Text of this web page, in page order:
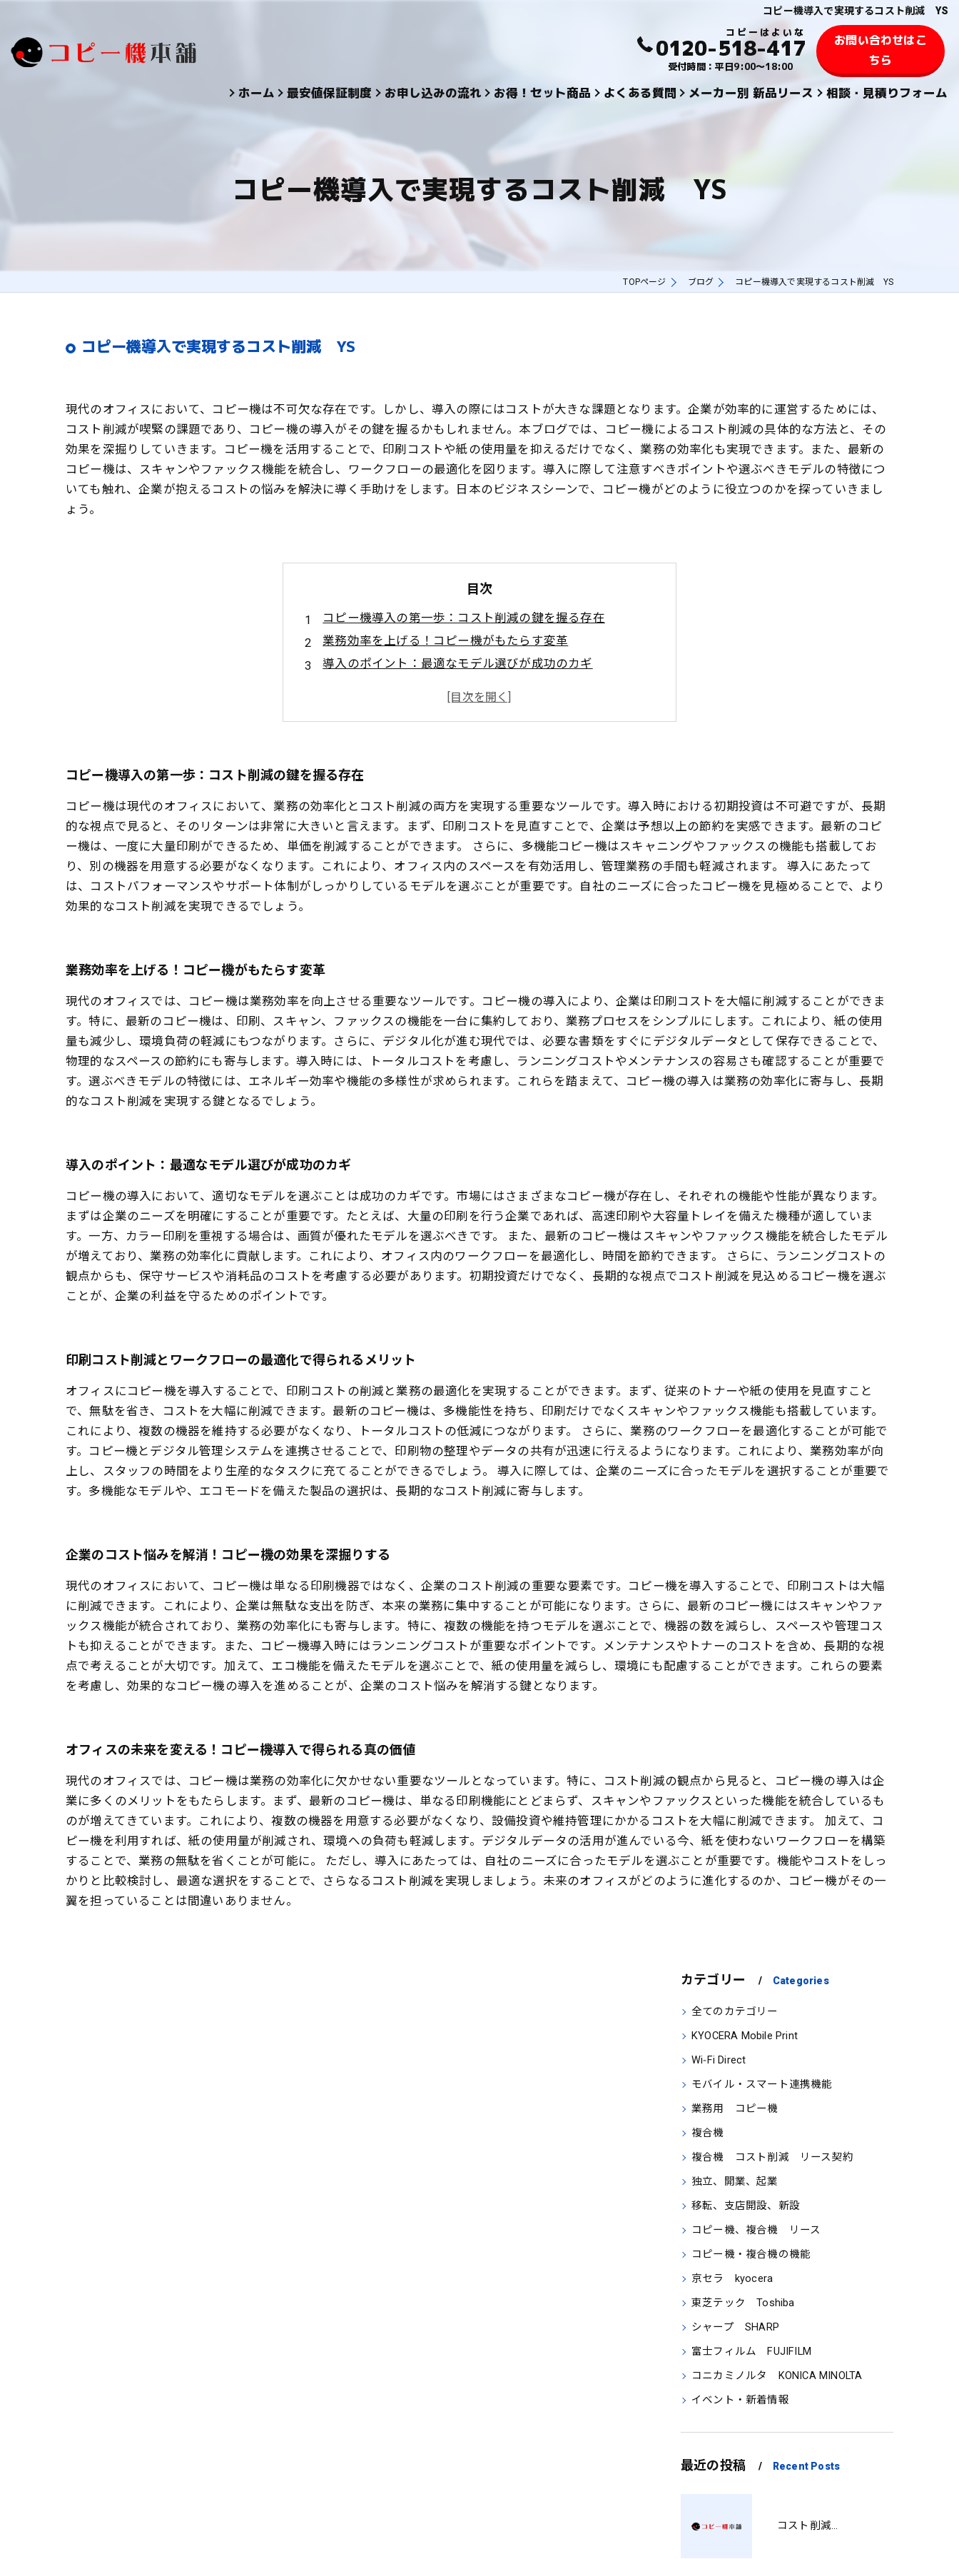
コピー機導入で実現するコスト削減 YS
0120-518-417
受付時間：平日9:00～18:00
お問い合わせはこ
ちら
ホーム 最安値保証制度 お申し込みの流れ お得！セット商品 よくある質問 メーカー別 新品リース
SHARPシャープ
相談・見積りフォーム
コピー機導入で実現するコスト削減 YS
TOPページ ブログ コピー機導入で実現するコスト削減 YS
コピー機導入で実現するコスト削減 YS
現代のオフィスにおいて、コピー機は不可欠な存在です。しかし、導入の際にはコストが大きな課題となります。企業が効率的に運営するためには、
コスト削減が喫緊の課題であり、コピー機の導入がその鍵を握るかもしれません。本ブログでは、コピー機によるコスト削減の具体的な方法と、その
効果を深掘りしていきます。コピー機を活用することで、印刷コストや紙の使用量を抑えるだけでなく、業務の効率化も実現できます。また、最新の
コピー機は、スキャンやファックス機能を統合し、ワークフローの最適化を図ります。導入に際して注意すべきポイントや選ぶべきモデルの特徴につ
いても触れ、企業が抱えるコストの悩みを解決に導く手助けをします。日本のビジネスシーンで、コピー機がどのように役立つのかを探っていきまし
ょう。
目次
コピー機導入の第一歩：コスト削減の鍵を握る存在
業務効率を上げる！コピー機がもたらす変革
導入のポイント：最適なモデル選びが成功のカギ
コピー機導入の第一歩：コスト削減の鍵を握る存在
コピー機は現代のオフィスにおいて、業務の効率化とコスト削減の両方を実現する重要なツールです。導入時における初期投資は不可避ですが、長期
的な視点で見ると、そのリターンは非常に大きいと言えます。まず、印刷コストを見直すことで、企業は予想以上の節約を実感できます。最新のコピ
ー機は、一度に大量印刷ができるため、単価を削減することができます。 さらに、多機能コピー機はスキャニングやファックスの機能も搭載してお
り、別の機器を用意する必要がなくなります。これにより、オフィス内のスペースを有効活用し、管理業務の手間も軽減されます。 導入にあたって
は、コストパフォーマンスやサポート体制がしっかりしているモデルを選ぶことが重要です。自社のニーズに合ったコピー機を見極めることで、より
効果的なコスト削減を実現できるでしょう。
業務効率を上げる！コピー機がもたらす変革
現代のオフィスでは、コピー機は業務効率を向上させる重要なツールです。コピー機の導入により、企業は印刷コストを大幅に削減することができま
す。特に、最新のコピー機は、印刷、スキャン、ファックスの機能を一台に集約しており、業務プロセスをシンプルにします。これにより、紙の使用
量も減少し、環境負荷の軽減にもつながります。さらに、デジタル化が進む現代では、必要な書類をすぐにデジタルデータとして保存できることで、
物理的なスペースの節約にも寄与します。導入時には、トータルコストを考慮し、ランニングコストやメンテナンスの容易さも確認することが重要で
す。選ぶべきモデルの特徴には、エネルギー効率や機能の多様性が求められます。これらを踏まえて、コピー機の導入は業務の効率化に寄与し、長期
的なコスト削減を実現する鍵となるでしょう。
導入のポイント：最適なモデル選びが成功のカギ
コピー機の導入において、適切なモデルを選ぶことは成功のカギです。市場にはさまざまなコピー機が存在し、それぞれの機能や性能が異なります。
まずは企業のニーズを明確にすることが重要です。たとえば、大量の印刷を行う企業であれば、高速印刷や大容量トレイを備えた機種が適していま
す。一方、カラー印刷を重視する場合は、画質が優れたモデルを選ぶべきです。 また、最新のコピー機はスキャンやファックス機能を統合したモデル
が増えており、業務の効率化に貢献します。これにより、オフィス内のワークフローを最適化し、時間を節約できます。 さらに、ランニングコストの
観点からも、保守サービスや消耗品のコストを考慮する必要があります。初期投資だけでなく、長期的な視点でコスト削減を見込めるコピー機を選ぶ
ことが、企業の利益を守るためのポイントです。
印刷コスト削減とワークフローの最適化で得られるメリット
オフィスにコピー機を導入することで、印刷コストの削減と業務の最適化を実現することができます。まず、従来のトナーや紙の使用を見直すこと
で、無駄を省き、コストを大幅に削減できます。最新のコピー機は、多機能性を持ち、印刷だけでなくスキャンやファックス機能も搭載しています。
これにより、複数の機器を維持する必要がなくなり、トータルコストの低減につながります。 さらに、業務のワークフローを最適化することが可能で
す。コピー機とデジタル管理システムを連携させることで、印刷物の整理やデータの共有が迅速に行えるようになります。これにより、業務効率が向
上し、スタッフの時間をより生産的なタスクに充てることができるでしょう。 導入に際しては、企業のニーズに合ったモデルを選択することが重要で
す。多機能なモデルや、エコモードを備えた製品の選択は、長期的なコスト削減に寄与します。
企業のコスト悩みを解消！コピー機の効果を深掘りする
現代のオフィスにおいて、コピー機は単なる印刷機器ではなく、企業のコスト削減の重要な要素です。コピー機を導入することで、印刷コストは大幅
に削減できます。これにより、企業は無駄な支出を防ぎ、本来の業務に集中することが可能になります。さらに、最新のコピー機にはスキャンやファ
ックス機能が統合されており、業務の効率化にも寄与します。特に、複数の機能を持つモデルを選ぶことで、機器の数を減らし、スペースや管理コス
トも抑えることができます。また、コピー機導入時にはランニングコストが重要なポイントです。メンテナンスやトナーのコストを含め、長期的な視
点で考えることが大切です。加えて、エコ機能を備えたモデルを選ぶことで、紙の使用量を減らし、環境にも配慮することができます。これらの要素
を考慮し、効果的なコピー機の導入を進めることが、企業のコスト悩みを解消する鍵となります。
オフィスの未来を変える！コピー機導入で得られる真の価値
現代のオフィスでは、コピー機は業務の効率化に欠かせない重要なツールとなっています。特に、コスト削減の観点から見ると、コピー機の導入は企
業に多くのメリットをもたらします。まず、最新のコピー機は、単なる印刷機能にとどまらず、スキャンやファックスといった機能を統合しているも
のが増えてきています。これにより、複数の機器を用意する必要がなくなり、設備投資や維持管理にかかるコストを大幅に削減できます。 加えて、コ
ピー機を利用すれば、紙の使用量が削減され、環境への負荷も軽減します。デジタルデータの活用が進んでいる今、紙を使わないワークフローを構築
することで、業務の無駄を省くことが可能に。 ただし、導入にあたっては、自社のニーズに合ったモデルを選ぶことが重要です。機能やコストをしっ
かりと比較検討し、最適な選択をすることで、さらなるコスト削減を実現しましょう。未来のオフィスがどのように進化するのか、コピー機がその一
翼を担っていることは間違いありません。
カテゴリー Categories
全てのカテゴリー
KYOCERA Mobile Print
Wi‑Fi Direct
モバイル・スマート連携機能
業務用 コピー機
複合機
複合機 コスト削減 リース契約
独立、開業、起業
移転、支店開設、新設
コピー機、複合機 リース
コピー機・複合機の機能
京セラ kyocera
東芝テック Toshiba
シャープ SHARP
富士フィルム FUJIFILM
コニカミノルタ KONICA MINOLTA
イベント・新着情報
最近の投稿 Recent Posts
コスト削減と視認性アップを両立する印刷術 SM